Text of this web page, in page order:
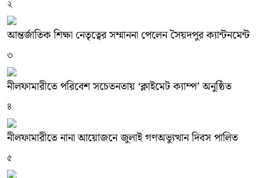
২
আন্তর্জাতিক শিক্ষা নেতৃত্বের সম্মাননা পেলেন সৈয়দপুর ক্যান্টনমেন্ট
৩
নীলফামারীতে পরিবেশ সচেতনতায় ‘ক্লাইমেট ক্যাম্প’ অনুষ্ঠিত
৪
নীলফামারীতে নানা আয়োজনে জুলাই গণঅভ্যুত্থান দিবস পালিত
৫